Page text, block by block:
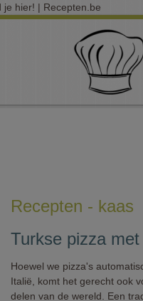
je hier! | Recepten.be
Recepten - kaas
Turkse pizza
Hoewel we pizza's
Italië, komt het gerecht ook
delen van de wereld. Een